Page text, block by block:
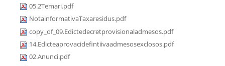
05.2Temari.pdf
NotainformativaTaxaresidus.pdf
copy_of_09.Edictedecretprovisionaladmesos.pdf
14.Edicteaprovacidefintiivaadmesosexclosos.pdf
02.Anunci.pdf